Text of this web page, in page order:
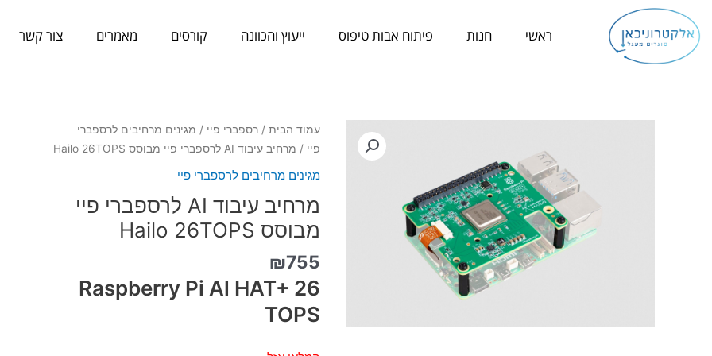
לתוכן
ראשי חנות פיתוח אבות טיפוס ייעוץ והכוונה קורסים מאמרים צור קשר
עמוד הבית/ רספברי פיי / מגינים מרחיבים לרספברי
פיי / מרחיב עיבוד AI לרספברי פיי מבוסס Hailo 26TOPS
מגינים מרחיבים לרספברי פיי
מרחיב עיבוד AI לרספברי פיי
מבוסס Hailo 26TOPS
₪755
Raspberry Pi Al HAT+ 26
TOPS